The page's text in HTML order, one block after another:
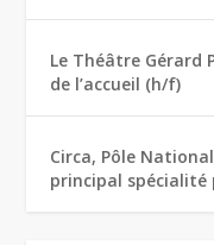
Le Théâtre Gérard
de l’accueil (h/f)
Circa, Pôle
principal